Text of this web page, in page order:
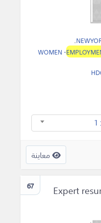
.
WOMEN -
معاينة
67
Expert